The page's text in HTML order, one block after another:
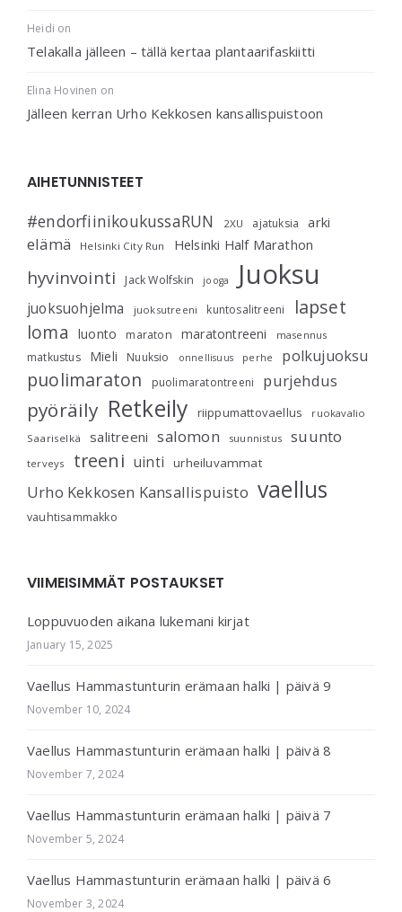
Heidi on
Telakalla jälleen – tällä kertaa plantaarifaskiitti
Elina Hovinen on
Jälleen kerran Urho Kekkosen kansallispuistoon
AIHETUNNISTEET
#endorfiinikoukussaRUN 2XU ajatuksia arki
elämä Helsinki City Run Helsinki Half Marathon
hyvinvointi Jack Wolfskin jooga Juoksu
juoksuohjelma juoksutreeni kuntosalitreeni
lapset
loma
luonto maraton maratontreeni masennus
matkustus Mieli Nuuksio onnellisuus perhe polkujuoksu
puolimaraton puolimaratontreeni purjehdus
pyöräily Retkeily riippumattovaellus
ruokavalio
Saariselkä
salitreeni salomon suunnistus suunto
terveys treeni uinti urheiluvammat
Urho Kekkosen Kansallispuisto vaellus
vauhtisammakko
VIIMEISIMMÄT POSTAUKSET
Loppuvuoden aikana lukemani kirjat
January 15, 2025
Vaellus Hammastunturin erämaan halki | päivä 9
November 10, 2024
Vaellus Hammastunturin erämaan halki | päivä 8
November 7, 2024
Vaellus Hammastunturin erämaan halki | päivä 7
November 5, 2024
Vaellus Hammastunturin erämaan halki | päivä 6
November 3, 2024